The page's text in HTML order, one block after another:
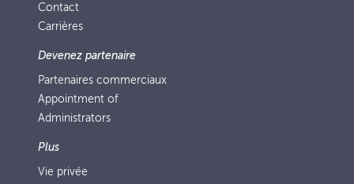
Contact
Carrières
Devenez partenaire
Partenaires commerciaux
Appointment of
Administrators
Plus
Vie privée